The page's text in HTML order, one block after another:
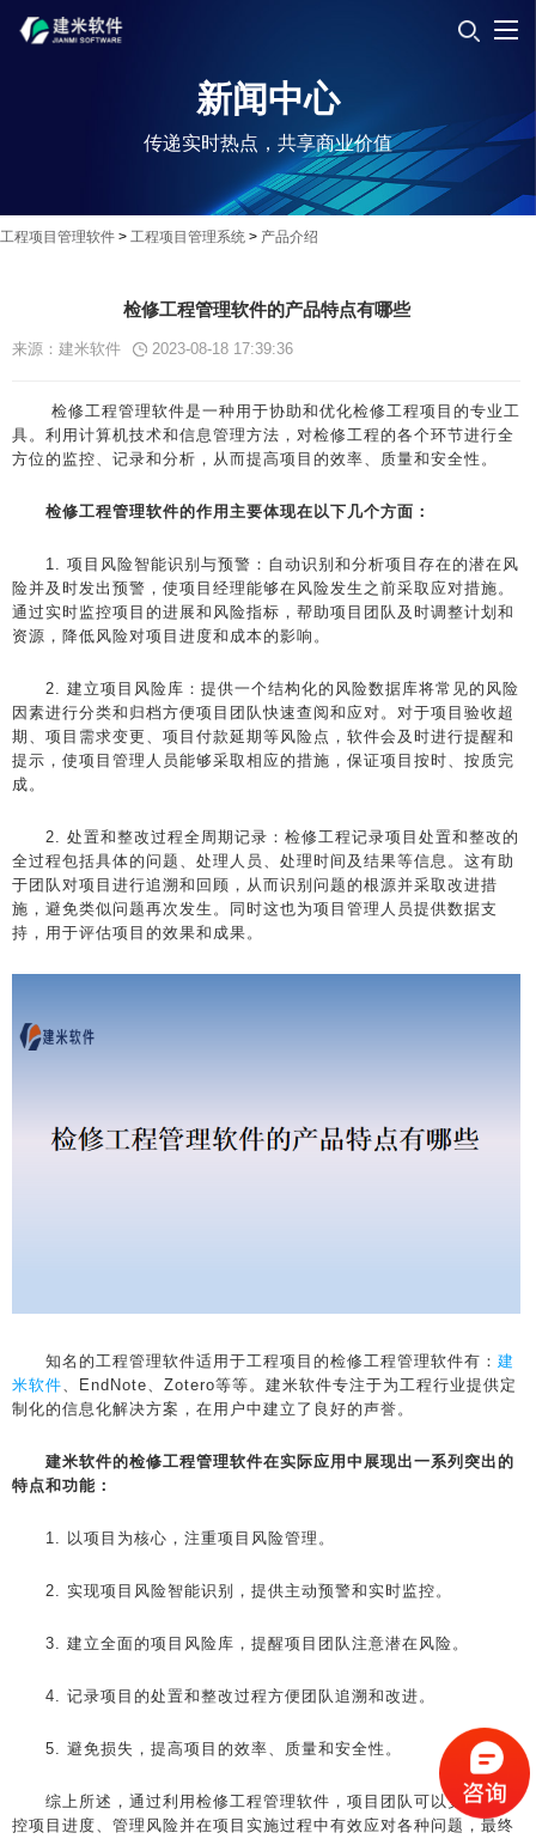
新闻中心
传递实时热点，共享商业价值
工程项目管理软件 > 工程项目管理系统 > 产品介绍
检修工程管理软件的产品特点有哪些
来源：建米软件 2023-08-18 17:39:36
检修工程管理软件是一种用于协助和优化检修工程项目的专业工
具。利用计算机技术和信息管理方法，对检修工程的各个环节进行全
方位的监控、记录和分析，从而提高项目的效率、质量和安全性。
检修工程管理软件的作用主要体现在以下几个方面：
1. 项目风险智能识别与预警：自动识别和分析项目存在的潜在风
险并及时发出预警，使项目经理能够在风险发生之前采取应对措施。
通过实时监控项目的进展和风险指标，帮助项目团队及时调整计划和
资源，降低风险对项目进度和成本的影响。
2. 建立项目风险库：提供一个结构化的风险数据库将常见的风险
因素进行分类和归档方便项目团队快速查阅和应对。对于项目验收超
期、项目需求变更、项目付款延期等风险点，软件会及时进行提醒和
提示，使项目管理人员能够采取相应的措施，保证项目按时、按质完
成。
2. 处置和整改过程全周期记录：检修工程记录项目处置和整改的
全过程包括具体的问题、处理人员、处理时间及结果等信息。这有助
于团队对项目进行追溯和回顾，从而识别问题的根源并采取改进措
施，避免类似问题再次发生。同时这也为项目管理人员提供数据支
持，用于评估项目的效果和成果。
知名的工程管理软件适用于工程项目的检修工程管理软件有： 建
米软件 、EndNote、Zotero等等。建米软件专注于为工程行业提供定
制化的信息化解决方案，在用户中建立了良好的声誉。
建米软件的检修工程管理软件在实际应用中展现出一系列突出的
特点和功能：
1. 以项目为核心，注重项目风险管理。
2. 实现项目风险智能识别，提供主动预警和实时监控。
3. 建立全面的项目风险库，提醒项目团队注意潜在风险。
4. 记录项目的处置和整改过程方便团队追溯和改进。
5. 避免损失，提高项目的效率、质量和安全性。
综上所述，通过利用检修工程管理软件，项目团队可以更好地监
控项目进度、管理风险并在项目实施过程中有效应对各种问题，最终